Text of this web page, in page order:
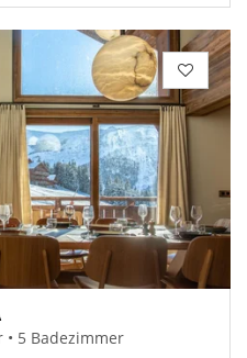
• 5 Badezimmer